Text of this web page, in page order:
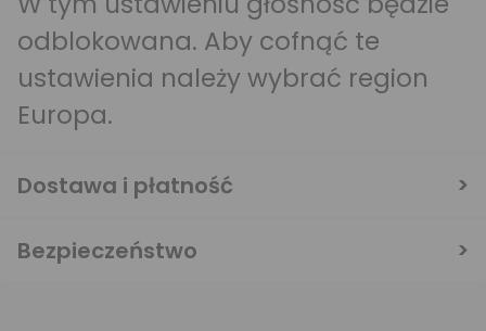
odblokowana. Aby cofnąć te
ustawienia należy wybrać region
Europa.
Dostawa i płatność
Bezpieczeństwo